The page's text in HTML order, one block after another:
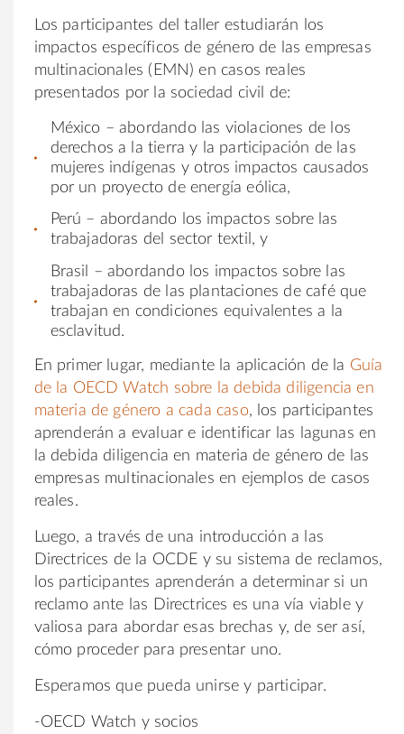
Los participantes del taller estudiarán los
impactos específicos de género de las empresas
multinacionales (EMN) en casos reales
presentados por la sociedad civil de:
México – abordando las violaciones de los
derechos a la tierra y la participación de las
mujeres indígenas y otros impactos causados
por un proyecto de energía eólica,
Perú – abordando los impactos sobre las
trabajadoras del sector textil, y
Brasil – abordando los impactos sobre las
trabajadoras de las plantaciones de café que
trabajan en condiciones equivalentes a la
esclavitud.
En primer lugar, mediante la aplicación de la Guía
de la OECD Watch sobre la debida diligencia en
materia de género a cada caso, los participantes
aprenderán a evaluar e identificar las lagunas en
la debida diligencia en materia de género de las
empresas multinacionales en ejemplos de casos
reales.
Luego, a través de una introducción a las
Directrices de la OCDE y su sistema de reclamos,
los participantes aprenderán a determinar si un
reclamo ante las Directrices es una vía viable y
valiosa para abordar esas brechas y, de ser así,
cómo proceder para presentar uno.
Esperamos que pueda unirse y participar.
-OECD Watch y socios